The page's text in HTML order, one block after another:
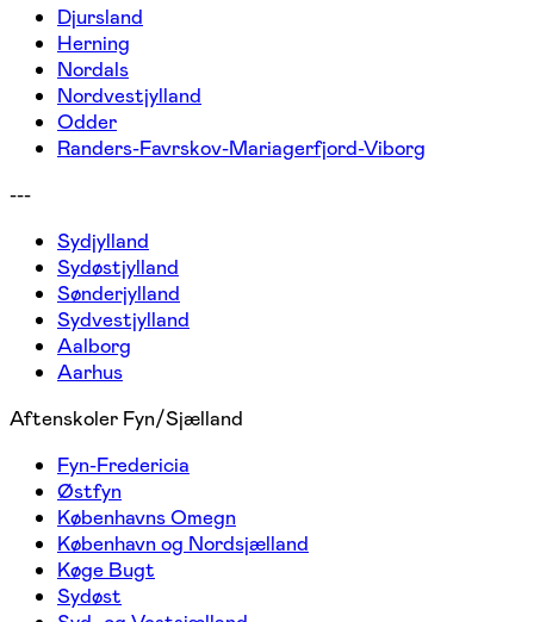
Djursland
Herning
Nordals
Nordvestjylland
Odder
Randers-Favrskov-Mariagerfjord-Viborg
---
Sydjylland
Sydøstjylland
Sønderjylland
Sydvestjylland
Aalborg
Aarhus
Aftenskoler Fyn/Sjælland
Fyn-Fredericia
Østfyn
Københavns Omegn
København og Nordsjælland
Køge Bugt
Sydøst